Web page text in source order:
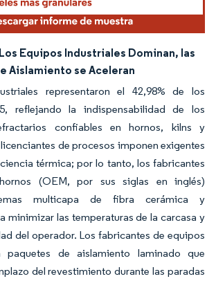
Los Equipos Industriales Dominan, las
Aislamiento se Aceleran
representaron el 42,98% de los
reflejando la indispensabilidad de los
confiables en hornos, kilns y
de procesos imponen exigentes
térmica; por lo tanto, los fabricantes
(OEM, por sus siglas en inglés)
multicapa de fibra cerámica y
minimizar las temperaturas de la carcasa y
del operador. Los fabricantes de equipos
paquetes de aislamiento laminado que
del revestimiento durante las paradas